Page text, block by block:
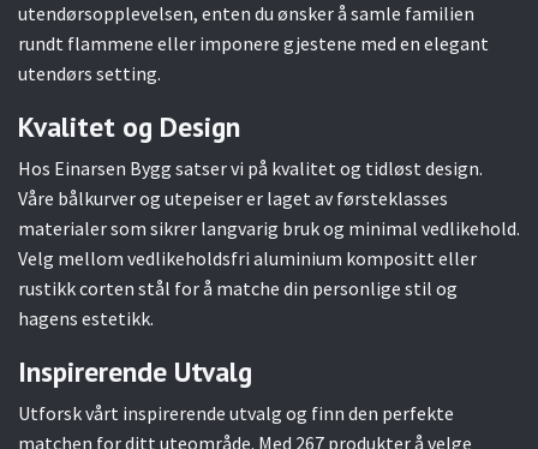
utendørsopplevelsen, enten du ønsker å samle familien
rundt flammene eller imponere gjestene med en elegant
utendørs setting.
Kvalitet og Design
Hos Einarsen Bygg satser vi på kvalitet og tidløst design.
Våre bålkurver og utepeiser er laget av førsteklasses
materialer som sikrer langvarig bruk og minimal vedlikehold.
Velg mellom vedlikeholdsfri aluminium kompositt eller
rustikk corten stål for å matche din personlige stil og
hagens estetikk.
Inspirerende Utvalg
Utforsk vårt inspirerende utvalg og finn den perfekte
matchen for ditt uteområde. Med 267 produkter å velge